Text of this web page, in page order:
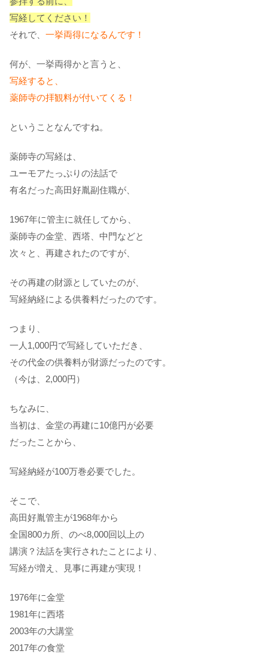
写経してください！
それで、 一挙両得になるんです！
何が、一挙両得かと言うと、
写経すると、
薬師寺の拝観料が付いてくる！
ということなんですね。
薬師寺の写経は、
ユーモアたっぷりの法話で
有名だった高田好胤副住職が、
1967年に管主に就任してから、
薬師寺の金堂、西塔、中門などと
次々と、再建されたのですが、
その再建の財源としていたのが、
写経納経による供養料だったのです。
つまり、
一人1,000円で写経していただき、
その代金の供養料が財源だったのです。
（今は、2,000円）
ちなみに、
当初は、金堂の再建に10億円が必要
だったことから、
写経納経が100万巻必要でした。
そこで、
高田好胤管主が1968年から
全国800カ所、のべ8,000回以上の
講演？法話を実行されたことにより、
写経が増え、見事に再建が実現！
1976年に金堂
1981年に西塔
2003年の大講堂
2017年の食堂